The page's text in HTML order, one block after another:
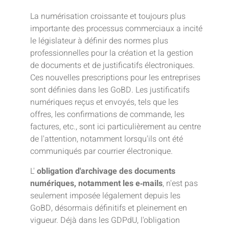
La numérisation croissante et toujours plus
importante des processus commerciaux a incité
le législateur à définir des normes plus
professionnelles pour la création et la gestion
de documents et de justificatifs électroniques.
Ces nouvelles prescriptions pour les entreprises
sont définies dans les GoBD. Les justificatifs
numériques reçus et envoyés, tels que les
offres, les confirmations de commande, les
factures, etc., sont ici particulièrement au centre
de l'attention, notamment lorsqu'ils ont été
communiqués par courrier électronique.
L' obligation d'archivage des documents
numériques, notamment les e‑mails, n'est pas
seulement imposée légalement depuis les
GoBD, désormais définitifs et pleinement en
vigueur. Déjà dans les GDPdU, l'obligation